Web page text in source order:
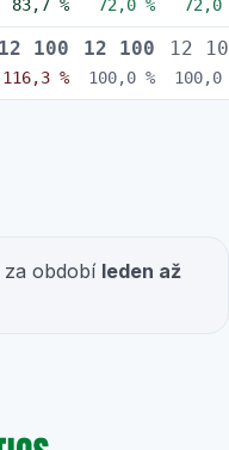
83,7 % 72,0 % 72,0
12 100
116,3 %
12 100
100,0 %
12
100,0
za období leden až